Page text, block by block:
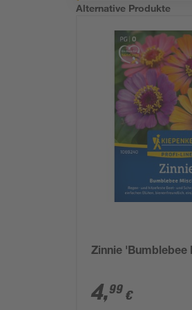
Alternative Produkte
Zinnie 'Bumblebee
4,99 €